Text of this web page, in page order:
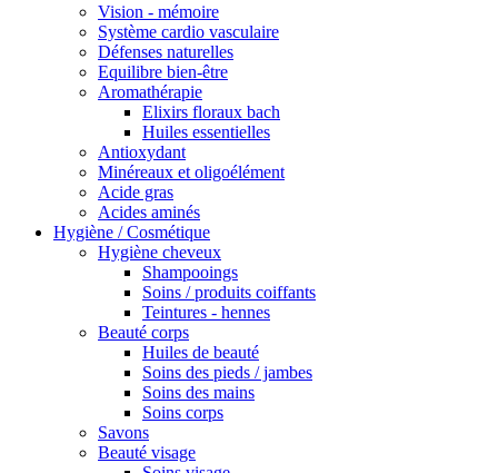
Vision - mémoire
Système cardio vasculaire
Défenses naturelles
Equilibre bien-être
Aromathérapie
Elixirs floraux bach
Huiles essentielles
Antioxydant
Minéreaux et oligoélément
Acide gras
Acides aminés
Hygiène / Cosmétique
Hygiène cheveux
Shampooings
Soins / produits coiffants
Teintures - hennes
Beauté corps
Huiles de beauté
Soins des pieds / jambes
Soins des mains
Soins corps
Savons
Beauté visage